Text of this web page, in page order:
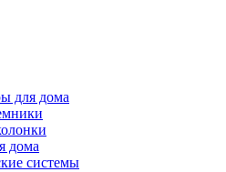
для дома
дома
системы